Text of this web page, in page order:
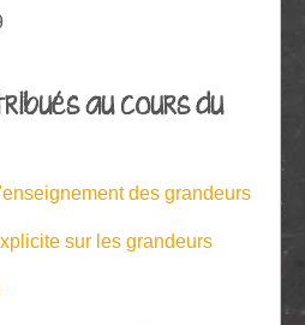
au cours du
des grandeurs
sur les grandeurs